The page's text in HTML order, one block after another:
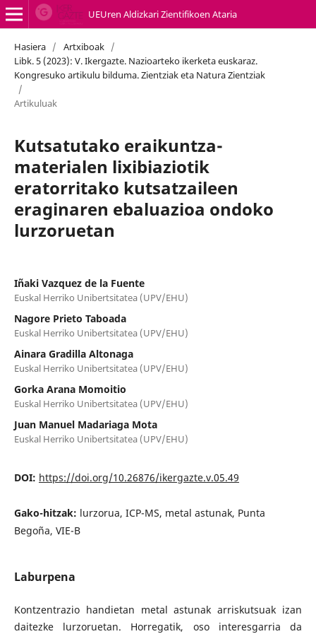
UEUren Aldizkari Zientifikoen Ataria
Hasiera / Artxiboak /
Libk. 5 (2023): V. Ikergazte. Nazioarteko ikerketa euskaraz.
Kongresuko artikulu bilduma. Zientziak eta Natura Zientziak
/
Artikuluak
Kutsatutako eraikuntza-
materialen lixibiaziotik
eratorritako kutsatzaileen
eraginaren ebaluazioa ondoko
lurzoruetan
Iñaki Vazquez de la Fuente
Euskal Herriko Unibertsitatea (UPV/EHU)
Nagore Prieto Taboada
Euskal Herriko Unibertsitatea (UPV/EHU)
Ainara Gradilla Altonaga
Euskal Herriko Unibertsitatea (UPV/EHU)
Gorka Arana Momoitio
Euskal Herriko Unibertsitatea (UPV/EHU)
Juan Manuel Madariaga Mota
Euskal Herriko Unibertsitatea (UPV/EHU)
DOI: https://doi.org/10.26876/ikergazte.v.05.49
Gako-hitzak: lurzorua, ICP-MS, metal astunak, Punta
Begoña, VIE-B
Laburpena
Kontzentrazio handietan metal astunak arriskutsuak izan
daitezke lurzoruetan. Horregatik, oso interesgarria da